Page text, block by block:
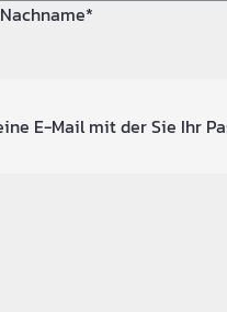
Nachname*
E-Mail mit der Sie Ihr